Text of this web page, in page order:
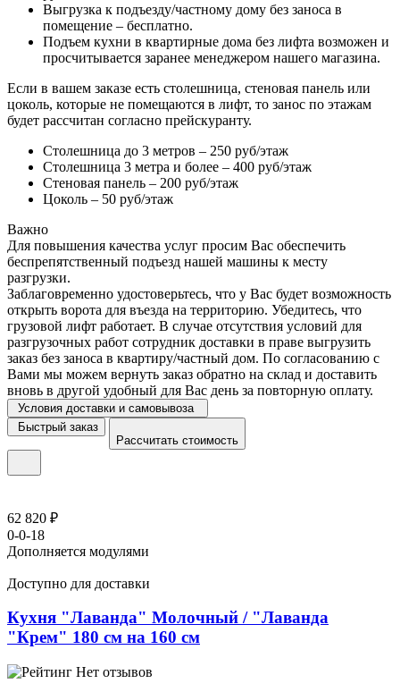
Выгрузка к подъезду/частному дому без заноса в
помещение – бесплатно.
Подъем кухни в квартирные дома без лифта возможен и
просчитывается заранее менеджером нашего магазина.
Если в вашем заказе есть столешница, стеновая панель или
цоколь, которые не помещаются в лифт, то занос по этажам
будет рассчитан согласно прейскуранту.
Столешница до 3 метров – 250 руб/этаж
Столешница 3 метра и более – 400 руб/этаж
Стеновая панель – 200 руб/этаж
Цоколь – 50 руб/этаж
Важно
Для повышения качества услуг просим Вас обеспечить
беспрепятственный подъезд нашей машины к месту
разгрузки.
Заблаговременно удостоверьтесь, что у Вас будет возможность
открыть ворота для въезда на территорию. Убедитесь, что
грузовой лифт работает. В случае отсутствия условий для
разгрузочных работ сотрудник доставки в праве выгрузить
заказ без заноса в квартиру/частный дом. По согласованию с
Вами мы можем вернуть заказ обратно на склад и доставить
вновь в другой удобный для Вас день за повторную оплату.
Условия доставки и самовывоза
Быстрый заказ
Рассчитать стоимость
62 820 ₽
0-0-18
Дополняется модулями
Доступно для доставки
Кухня "Лаванда" Молочный / "Лаванда
"Крем" 180 см на 160 см
Нет отзывов